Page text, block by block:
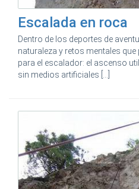
Escalada en roca
Dentro de los deportes de
naturaleza y retos mentales
para el escalador: el ascenso
sin medios artificiales [...]